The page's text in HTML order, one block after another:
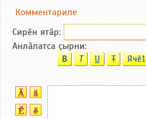
Комментариле
Сирӗн ятӑp:
Анлӑлатса ҫырни:
B T U T Ячӗ1